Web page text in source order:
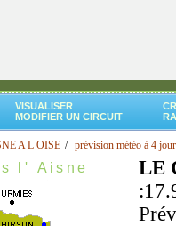
VISUALISER
MODIFIER UN CIRCUIT
A L OISE prévision météo à 4
l' Aisne
LE